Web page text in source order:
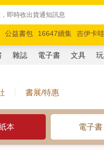
公益書包 16647續集 吉伊卡哇
馬斯克 玩具總動員5 超慢跑
雜誌 電子書 文具
書展/特惠
本 電子書